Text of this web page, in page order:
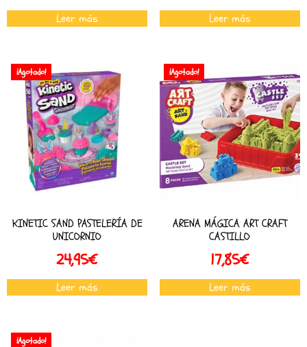
Leer más Leer más
¡Agotado!
KINETIC SAND PASTELERÍA DE
UNICORNIO
24,95€
Leer más
¡Agotado!
ARENA MÁGICA ART CRAFT
CASTILLO
17,85€
Leer más
¡Agotado!